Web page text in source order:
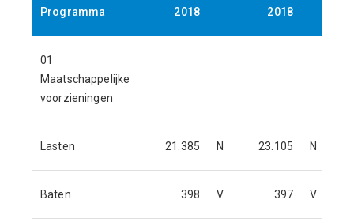
Programma
2018
2018
01
Maatschappelijke
voorzieningen
Lasten 21.385 N 23.105 N
Baten 398 V 397 V